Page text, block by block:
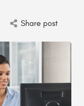
Share post